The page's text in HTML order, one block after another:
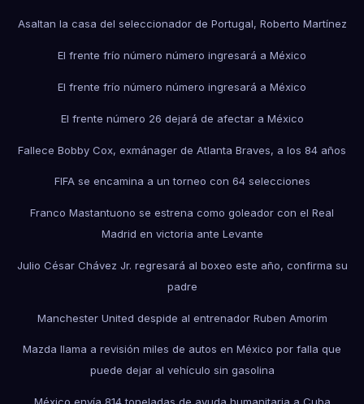
Asaltan la casa del seleccionador de Portugal, Roberto Martínez
El frente frío número número ingresará a México
El frente frío número número ingresará a México
El frente número 26 dejará de afectar a México
Fallece Bobby Cox, exmánager de Atlanta Braves, a los 84 años
FIFA se encamina a un torneo con 64 selecciones
Franco Mastantuono se estrena como goleador con el Real
Madrid en victoria ante Levante
Julio César Chávez Jr. regresará al boxeo este año, confirma su
padre
Manchester United despide al entrenador Ruben Amorim
Mazda llama a revisión miles de autos en México por falla que
puede dejar al vehículo sin gasolina